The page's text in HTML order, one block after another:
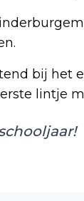
bij het
lintje